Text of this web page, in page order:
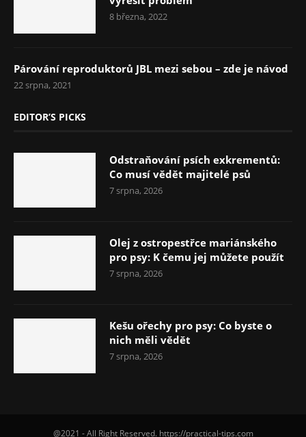
8 března, 2022
Párování reproduktorů JBL mezi sebou – zde je návod
22 srpna, 2021
EDITOR’S PICKS
Odstraňování psích exkrementů:
Co musí vědět majitelé psů
7 srpna, 2026
Olej z ostropestřce mariánského
pro psy: K čemu jej můžete použít
7 srpna, 2026
Kešu ořechy pro psy: Co byste o
nich měli vědět
7 srpna, 2026
@2021 - All Right Reserved. https://practical-tips.com